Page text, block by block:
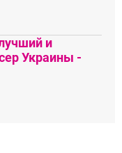
и
Украины -